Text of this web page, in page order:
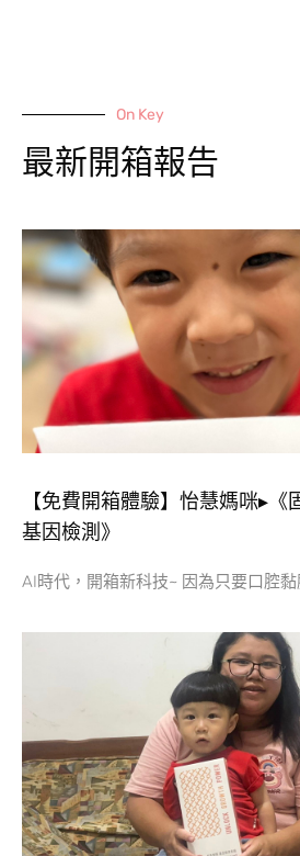
On Key
最新開箱報告
【免費開箱體驗】怡慧媽咪▸
基因檢測》
AI時代，開箱新科技~ 因為只要口腔